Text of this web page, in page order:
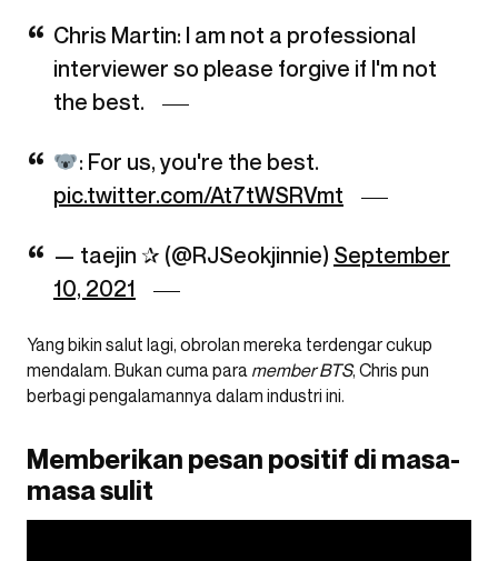
Chris Martin: I am not a professional
interviewer so please forgive if I'm not
the best.
: For us, you're the best.
pic.twitter.com/At7tWSRVmt
— taejin ✰ (@RJSeokjinnie) September
10, 2021
Yang bikin salut lagi, obrolan mereka terdengar cukup
mendalam. Bukan cuma para member BTS, Chris pun
berbagi pengalamannya dalam industri ini.
Memberikan pesan positif di masa-
masa sulit